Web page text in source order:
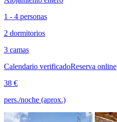
1 - 4 personas
2 dormitorios
3 camas
Calendario verificadoReserva online
38 €
pers./noche (aprox.)